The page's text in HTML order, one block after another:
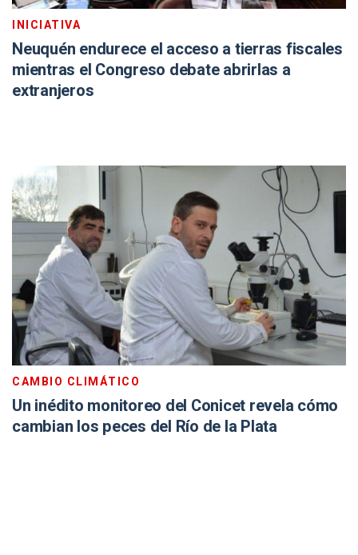
INICIATIVA
Neuquén endurece el acceso a tierras fiscales
mientras el Congreso debate abrirlas a
extranjeros
CAMBIO CLIMÁTICO
Un inédito monitoreo del Conicet revela cómo
cambian los peces del Río de la Plata